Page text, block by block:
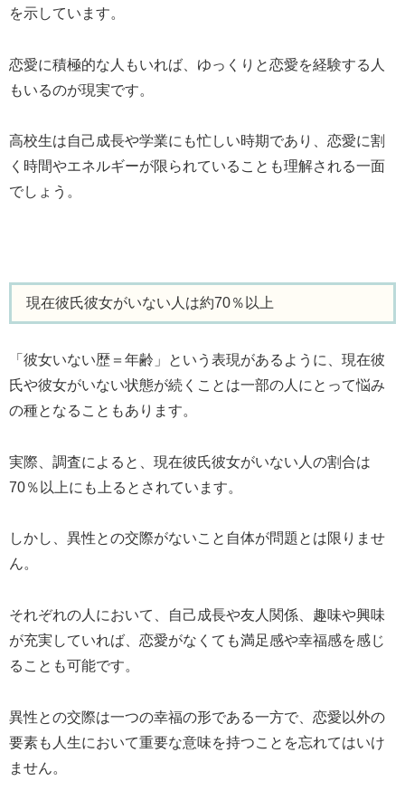
を示しています。
恋愛に積極的な人もいれば、ゆっくりと恋愛を経験する人
もいるのが現実です。
高校生は自己成長や学業にも忙しい時期であり、恋愛に割
く時間やエネルギーが限られていることも理解される一面
でしょう。
現在彼氏彼女がいない人は約70％以上
「彼女いない歴＝年齢」という表現があるように、現在彼
氏や彼女がいない状態が続くことは一部の人にとって悩み
の種となることもあります。
実際、調査によると、現在彼氏彼女がいない人の割合は
70％以上にも上るとされています。
しかし、異性との交際がないこと自体が問題とは限りませ
ん。
それぞれの人において、自己成長や友人関係、趣味や興味
が充実していれば、恋愛がなくても満足感や幸福感を感じ
ることも可能です。
異性との交際は一つの幸福の形である一方で、恋愛以外の
要素も人生において重要な意味を持つことを忘れてはいけ
ません。